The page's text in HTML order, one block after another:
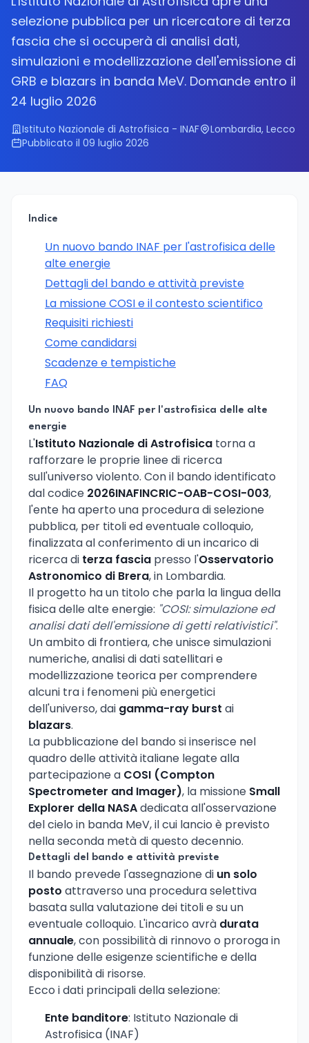
selezione pubblica per un ricercatore di terza
fascia che si occuperà di analisi dati,
simulazioni e modellizzazione dell'emissione di
GRB e blazars in banda MeV. Domande entro il
24 luglio 2026
Istituto Nazionale di Astrofisica - INAF
Lombardia, Lecco
Pubblicato il 09 luglio 2026
Indice
Un nuovo bando INAF per l'astrofisica delle
alte energie
Dettagli del bando e attività previste
La missione COSI e il contesto scientifico
Requisiti richiesti
Come candidarsi
Scadenze e tempistiche
FAQ
Un nuovo bando INAF per l'astrofisica delle alte
energie
L'Istituto Nazionale di Astrofisica torna a
rafforzare le proprie linee di ricerca
sull'universo violento. Con il bando identificato
dal codice 2026INAFINCRIC-OAB-COSI-003,
l'ente ha aperto una procedura di selezione
pubblica, per titoli ed eventuale colloquio,
finalizzata al conferimento di un incarico di
ricerca di terza fascia presso l'Osservatorio
Astronomico di Brera, in Lombardia.
Il progetto ha un titolo che parla la lingua della
fisica delle alte energie: "COSI: simulazione ed
analisi dati dell'emissione di getti relativistici".
Un ambito di frontiera, che unisce simulazioni
numeriche, analisi di dati satellitari e
modellizzazione teorica per comprendere
alcuni tra i fenomeni più energetici
dell'universo, dai gamma-ray burst ai
blazars.
La pubblicazione del bando si inserisce nel
quadro delle attività italiane legate alla
partecipazione a COSI (Compton
Spectrometer and Imager), la missione Small
Explorer della NASAdedicata all'osservazione
del cielo in banda MeV, il cui lancio è previsto
nella seconda metà di questo decennio.
Dettagli del bando e attività previste
Il bando prevede l'assegnazione di un solo
posto attraverso una procedura selettiva
basata sulla valutazione dei titoli e su un
eventuale colloquio. L'incarico avrà durata
annuale, con possibilità di rinnovo o proroga in
funzione delle esigenze scientifiche e della
disponibilità di risorse.
Ecco i dati principali della selezione:
Ente banditore: Istituto Nazionale di
Astrofisica (INAF)